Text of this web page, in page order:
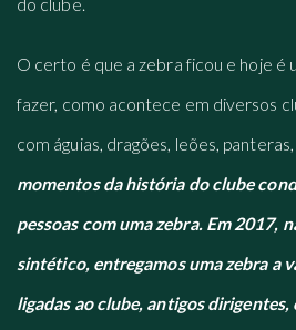
O certo é que a zebra ficou e hoje é
fazer, como acontece em diversos
com águias, dragões, leões,
momentos da história do clube
pessoas com uma zebra. Em 2017,
sintético, entregamos uma zebra a
ligadas ao clube, antigos dirigentes,